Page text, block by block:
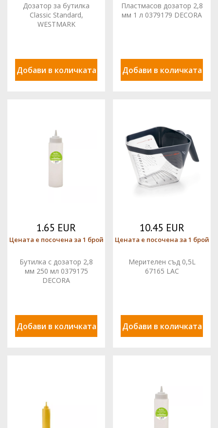
Дозатор за бутилка
Classic Standard,
WESTMARK
Добави в количката
Пластмасов дозатор 2,8
мм 1 л 0379179 DECORA
Добави в количката
1.65 EUR
Цената е посочена за 1 брой
Бутилка с дозатор 2,8
мм 250 мл 0379175
DECORA
Добави в количката
10.45 EUR
Цената е посочена за 1 брой
Мерителен съд 0,5L
67165 LAC
Добави в количката